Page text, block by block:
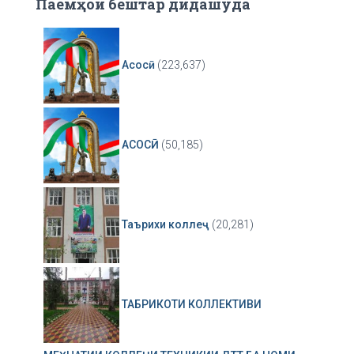
Асосӣ (223,637)
АСОСӢ (50,185)
Таърихи коллеҷ (20,281)
ТАБРИКОТИ КОЛЛЕКТИВИ